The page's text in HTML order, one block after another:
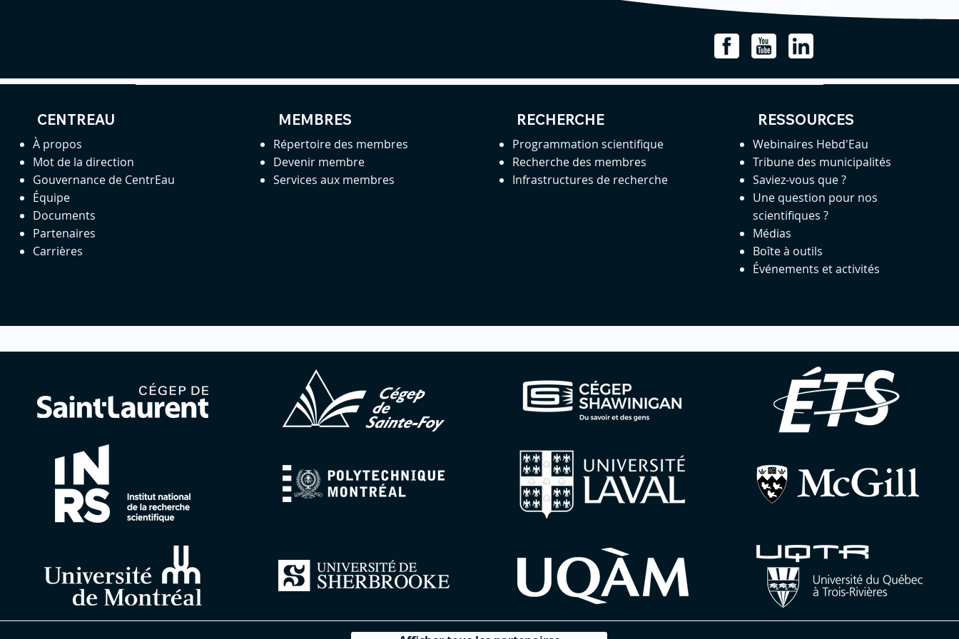
CENTREAU
À propos
Mot de la direction
Gouvernance de CentrEau
Équipe
Documents
Partenaires
Carrières
MEMBRES
Répertoire des membres
Devenir membre
Services aux membres
RECHERCHE
Programmation scientifique
Recherche des membres
Infrastructures de recherche
RESSOURCES
Webinaires Hebd'Eau
Tribune des municipalités
Saviez-vous que ?
Une question pour nos
scientifiques ?
Médias
Boîte à outils
Événements et activités